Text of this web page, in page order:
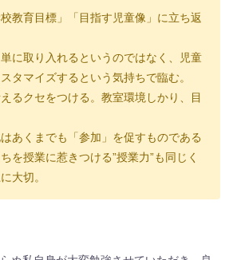
教育目標」「目指す児童像」に立ち返
に取り入れるというのではなく、児童
タマイズするという気持ちで臨む。
るクセをつける。教室環境しかり、目
あくまでも「参加」を促すものである
を授業に惹きつける”授業力”も同じく
大切。